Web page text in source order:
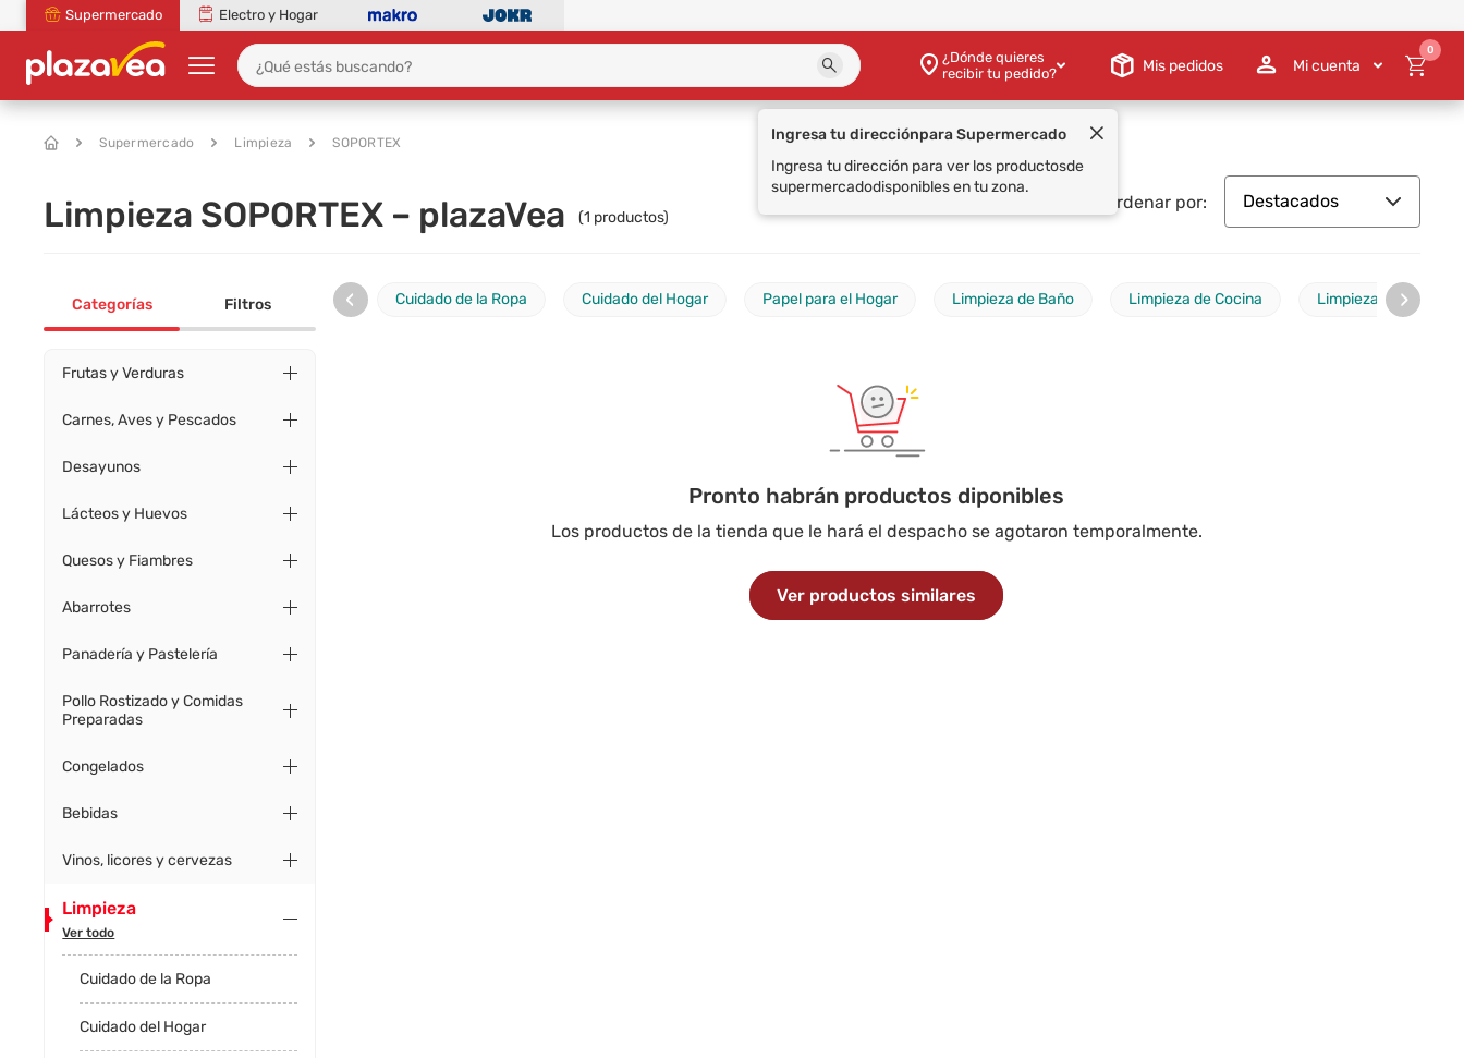
Supermercado Electro y Hogar
¿Dónde quieres
recibir tu pedido?
Mis pedidos Mi cuenta
0
Ingresa tu direcciónpara Supermercado
Ingresa tu dirección para ver los productosde
supermercadodisponibles en tu zona.
Supermercado Limpieza SOPORTEX
Limpieza SOPORTEX – plazaVea (1 productos)
Ordenar por: Destacados
Categorías Filtros
Frutas y Verduras
Carnes, Aves y Pescados
Desayunos
Lácteos y Huevos
Quesos y Fiambres
Abarrotes
Panadería y Pastelería
Pollo Rostizado y Comidas
Preparadas
Congelados
Bebidas
Vinos, licores y cervezas
Limpieza
Ver todo
Cuidado de la Ropa
Cuidado del Hogar
‹ Cuidado de la Ropa Cuidado del Hogar Papel para el Hogar Limpieza de Baño Limpieza de Cocina Limpieza de Calzado
›
Pronto habrán productos diponibles
Los productos de la tienda que le hará el despacho se agotaron temporalmente.
Ver productos similares